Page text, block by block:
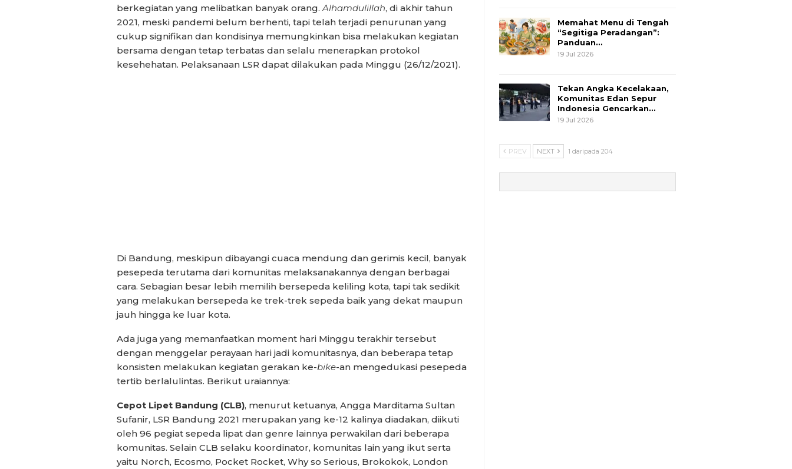
berkegiatan yang melibatkan banyak orang. Alhamdulillah, di akhir tahun
2021, meski pandemi belum berhenti, tapi telah terjadi penurunan yang
cukup signifikan dan kondisinya memungkinkan bisa melakukan kegiatan
bersama dengan tetap terbatas dan selalu menerapkan protokol
kesehehatan. Pelaksanaan LSR dapat dilakukan pada Minggu (26/12/2021).
Di Bandung, meskipun dibayangi cuaca mendung dan gerimis kecil, banyak
pesepeda terutama dari komunitas melaksanakannya dengan berbagai
cara. Sebagian besar lebih memilih bersepeda keliling kota, tapi tak sedikit
yang melakukan bersepeda ke trek-trek sepeda baik yang dekat maupun
jauh hingga ke luar kota.
Ada juga yang memanfaatkan moment hari Minggu terakhir tersebut
dengan menggelar perayaan hari jadi komunitasnya, dan beberapa tetap
konsisten melakukan kegiatan gerakan ke-bike-an mengedukasi pesepeda
tertib berlalulintas. Berikut uraiannya:
Cepot Lipet Bandung (CLB), menurut ketuanya, Angga Marditama Sultan
Sufanir, LSR Bandung 2021 merupakan yang ke-12 kalinya diadakan, diikuti
oleh 96 pegiat sepeda lipat dan genre lainnya perwakilan dari beberapa
komunitas. Selain CLB selaku koordinator, komunitas lain yang ikut serta
yaitu Norch, Ecosmo, Pocket Rocket, Why so Serious, Brokokok, London
Memahat Menu di Tengah
“Segitiga Peradangan”:
Panduan…
19 Jul 2026
Tekan Angka Kecelakaan,
Komunitas Edan Sepur
Indonesia Gencarkan…
19 Jul 2026
PREV NEXT 1 daripada 204